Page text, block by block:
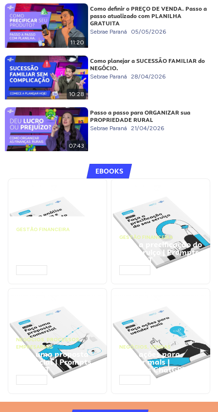
11:20
Como definir o PREÇO DE VENDA. Passo a
passo atualizado com PLANILHA
GRATUITA
Sebrae Paraná 05/05/2026
10:28
Como planejar a SUCESSÃO FAMILIAR do
NEGÓCIO.
Sebrae Paraná 28/04/2026
07:43
Passo a passo para ORGANIZAR sua
PROPRIEDADE RURAL
Sebrae Paraná 21/04/2026
EBOOKS
GESTÃO FINANCEIRA
GESTÃO FINANCEIRA
Faça a precificação do
seu serviço | Prompts
ChatGPT
NEGÓCIOS, PROCESSOS
EMPRESARIAIS
Faça uma proposta
comercial | Prompts
ChatGPT
NEGÓCIOS, VENDAS
Faça ações para
vender mais |
Prompts ChatGPT